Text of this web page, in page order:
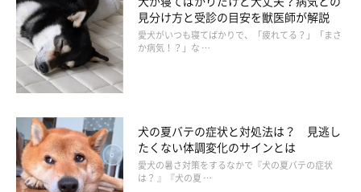
見分け方と受診の目安を獣医師が解説
愛犬がいつも寝てばかりで、「疲れてる？」「まさ
か病気！？」な …
犬の夏バテの症状と対処法は？ 見逃し
たくない体調変化のサインとは
愛犬の暑さ対策をするなかで『犬の夏バテの症状
は？ 』『犬の夏 …